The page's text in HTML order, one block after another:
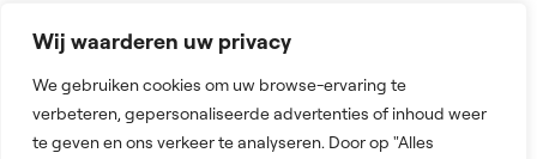
Wij waarderen uw privacy
We gebruiken cookies om uw browse-ervaring te
verbeteren, gepersonaliseerde advertenties of inhoud weer
te geven en ons verkeer te analyseren. Door op "Alles